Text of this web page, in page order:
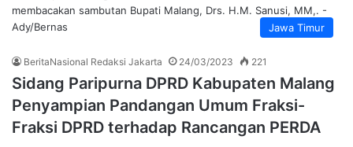
Jawa Timur
membacakan sambutan Bupati Malang, Drs. H.M. Sanusi, MM,. -
Ady/Bernas
BeritaNasional Redaksi Jakarta 24/03/2023 221
Sidang Paripurna DPRD Kabupaten Malang
Penyampian Pandangan Umum Fraksi-
Fraksi DPRD terhadap Rancangan PERDA